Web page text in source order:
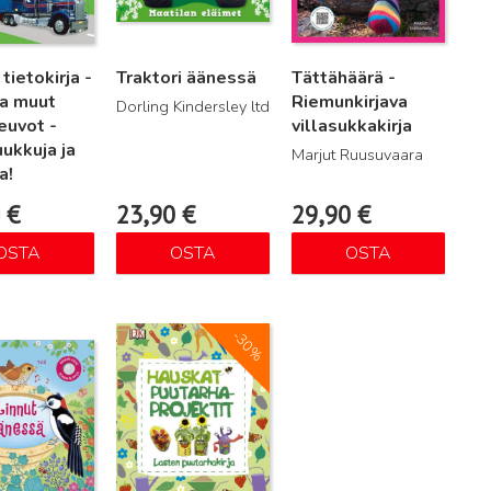
tietokirja -
muut
-
ja
€
Traktori äänessä
Dorling Kindersley ltd
23,90 €
OSTA
Tättähäärä -
Riemunkirjava
villasukkakirja
Marjut Ruusuvaara
29,90 €
OSTA
-30%
Lue lisää